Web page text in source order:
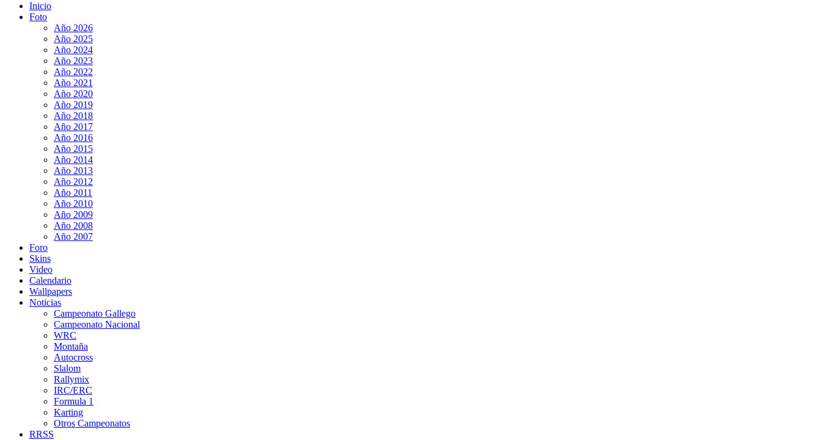
Inicio
Foto
Año 2026
Año 2025
Año 2024
Año 2023
Año 2022
Año 2021
Año 2020
Año 2019
Año 2018
Año 2017
Año 2016
Año 2015
Año 2014
Año 2013
Año 2012
Año 2011
Año 2010
Año 2009
Año 2008
Año 2007
Foro
Skins
Video
Calendario
Wallpapers
Noticias
Campeonato Gallego
Campeonato Nacional
WRC
Montaña
Autocross
Slalom
Rallymix
IRC/ERC
Formula 1
Karting
Otros Campeonatos
RRSS